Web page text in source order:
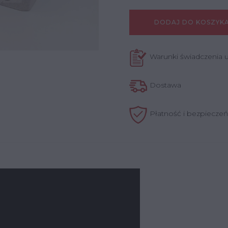
DODAJ DO
Warunki świadczenia
Dostawa
Płatność i